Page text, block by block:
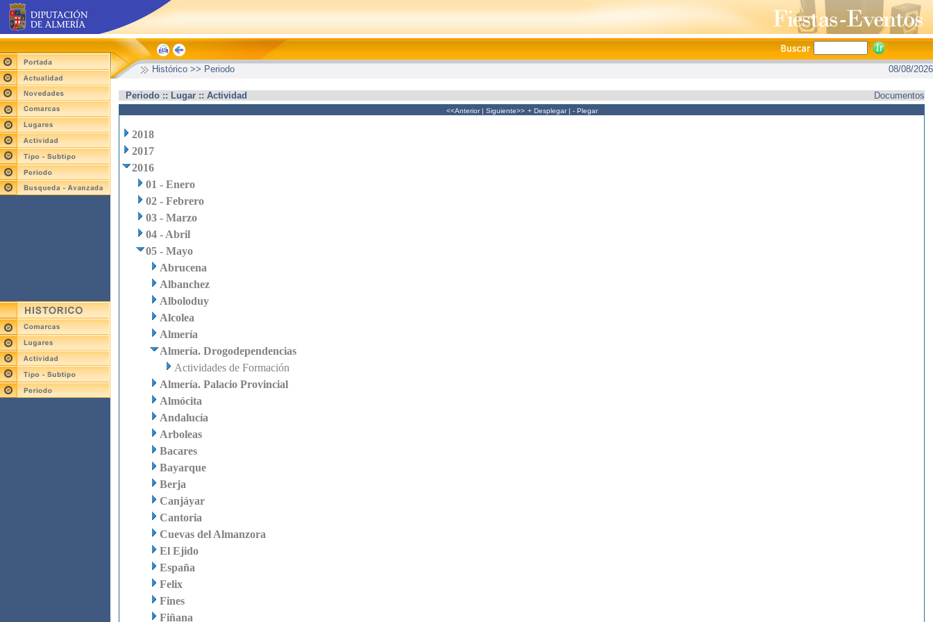
Histórico >> Periodo 08/08/2026
Periodo :: Lugar :: Actividad Documentos
<<Anterior| Siguiente>> + Desplegar| - Plegar
2018
2017
2016
01 - Enero
02 - Febrero
03 - Marzo
04 - Abril
05 - Mayo
Abrucena
Albanchez
Alboloduy
Alcolea
Almería
Almería. Drogodependencias
Actividades de Formación
Almería. Palacio Provincial
Almócita
Andalucía
Arboleas
Bacares
Bayarque
Berja
Canjáyar
Cantoria
Cuevas del Almanzora
El Ejido
España
Felix
Fines
Fiñana